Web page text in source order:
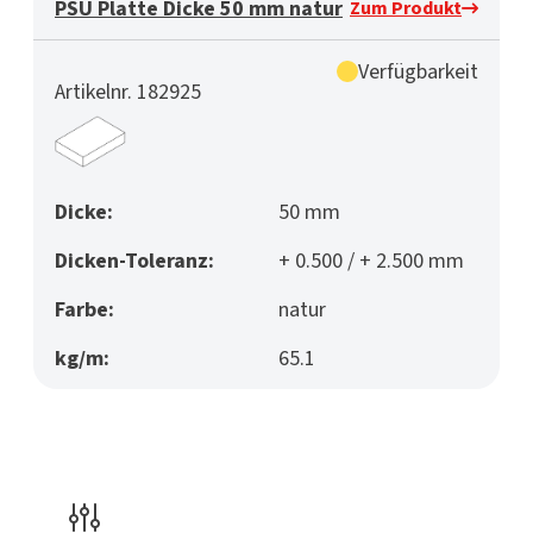
PSU Platte Dicke 50 mm natur Zum Produkt
Artikelnr. 182925
Verfügbarkeit
Dicke:
50 mm
Dicken-Toleranz:
+ 0.500 / + 2.500 mm
Farbe:
natur
kg/m:
65.1